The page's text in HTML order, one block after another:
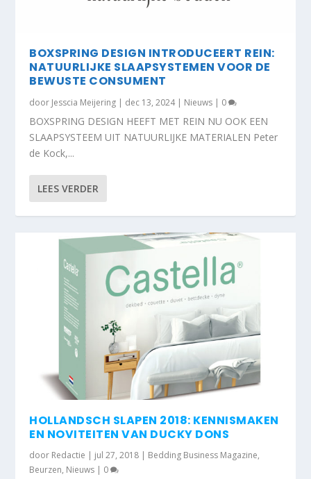
BOXSPRING DESIGN INTRODUCEERT REIN:
NATUURLIJKE SLAAPSYSTEMEN VOOR DE
BEWUSTE CONSUMENT
door Jesscia Meijering | dec 13, 2024| Nieuws | 0
BOXSPRING DESIGN HEEFT MET REIN NU OOK EEN
SLAAPSYSTEEM UIT NATUURLIJKE MATERIALEN Peter
de Kock,...
LEES VERDER
HOLLANDSCH SLAPEN 2018: KENNISMAKEN
EN NOVITEITEN VAN DUCKY DONS
door Redactie | jul 27, 2018 | Bedding Business Magazine,
Beurzen, Nieuws | 0